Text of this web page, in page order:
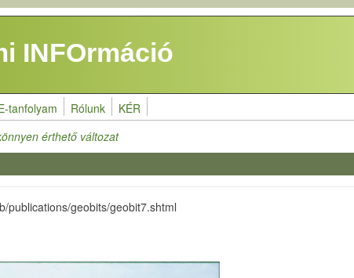
INFOrmáció
tanfolyam Rólunk KÉR
érthető változat
publications/geobits/geobit7.shtml